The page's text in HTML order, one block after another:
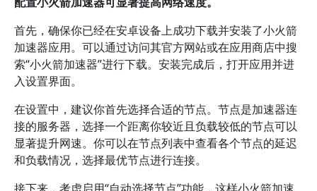
首先，确保你已经在安卓设备上成功下载并安装了小火箭
加速器应用。可以通过访问其官方网站或在应用商店中搜
索“小火箭加速器”进行下载。安装完成后，打开应用并进
入设置界面。
在设置中，建议你首先选择合适的节点。节点是加速器连
接的服务器，选择一个距离你较近且负载较低的节点可以
显著提升网速。你可以在节点列表中查看各个节点的延迟
和负载情况，选择最优节点进行连接。